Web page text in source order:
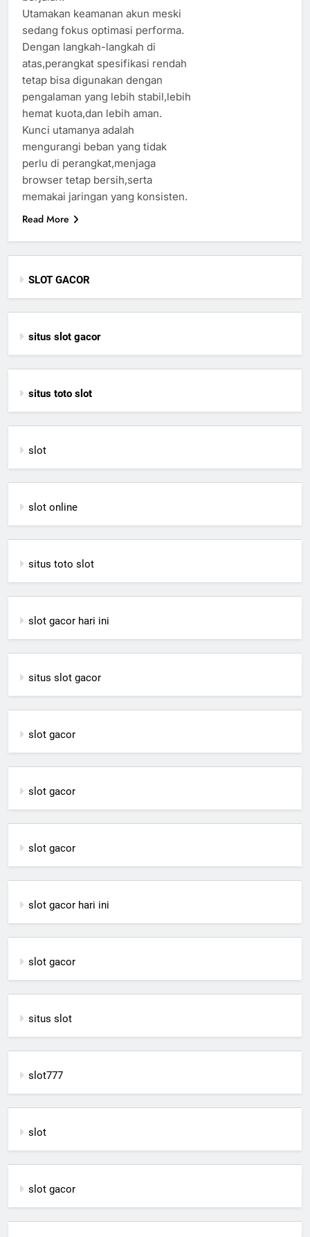
Utamakan keamanan akun meski
sedang fokus optimasi performa.
Dengan langkah-langkah di
atas,perangkat spesifikasi rendah
tetap bisa digunakan dengan
pengalaman yang lebih stabil,lebih
hemat kuota,dan lebih aman.
Kunci utamanya adalah
mengurangi beban yang tidak
perlu di perangkat,menjaga
browser tetap bersih,serta
memakai jaringan yang konsisten.
Read More
SLOT GACOR
situs slot gacor
situs toto slot
slot
slot online
situs toto slot
slot gacor hari ini
situs slot gacor
slot gacor
slot gacor
slot gacor
slot gacor hari ini
slot gacor
situs slot
slot777
slot
slot gacor